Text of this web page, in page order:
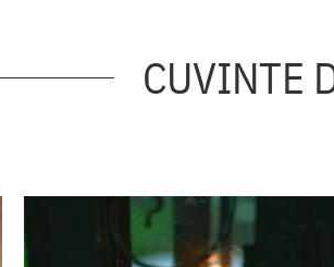
CUVINTE